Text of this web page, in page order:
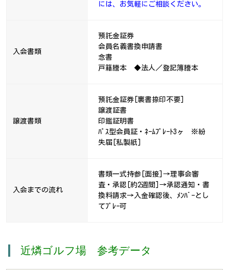
には、お気軽にご相談ください。
入会書類
預託金証券
会員名義書換申請書
念書
戸籍謄本 ◆法人／登記簿謄本
譲渡書類
預託金証券[裏書捺印不要]
譲渡証書
印鑑証明書
ﾊﾟｽ型会員証・ﾈｰﾑﾌﾟﾚｰﾄ3ヶ ※紛
失届[私製紙]
入会までの流れ
書類一式持参[面接]→理事会審
査・承認[約2週間]→承認通知・書
換料請求→入金確認後、ﾒﾝﾊﾞｰとし
てﾌﾟﾚｰ可
近燐ゴルフ場 参考データ